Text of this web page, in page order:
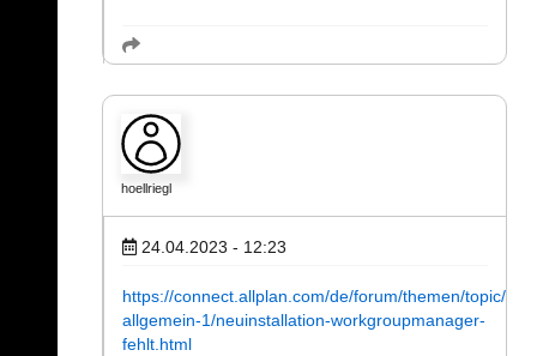
hoellriegl
24.04.2023 - 12:23
https://connect.allplan.com/de/forum/themen/topic/
allgemein-1/neuinstallation-workgroupmanager-
fehlt.html